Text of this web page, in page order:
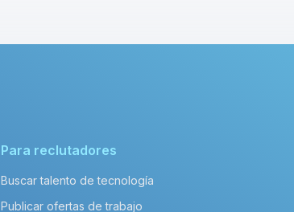
Para reclutadores
Buscar talento de tecnología
Publicar ofertas de trabajo